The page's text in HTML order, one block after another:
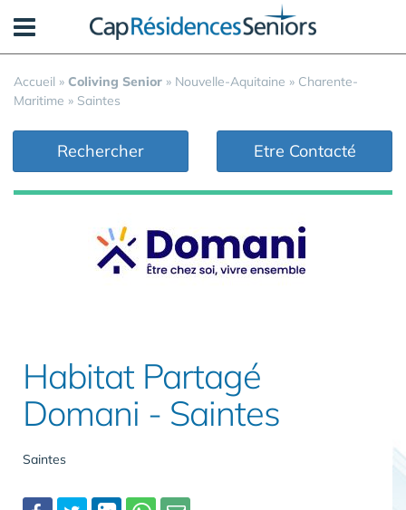
Accueil » Coliving Senior » Nouvelle-Aquitaine » Charente-
Maritime » Saintes
Rechercher Etre Contacté
Habitat Partagé
Domani - Saintes
Saintes